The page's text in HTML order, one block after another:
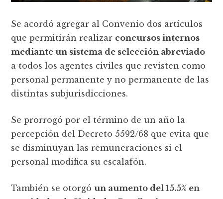
Se acordó agregar al Convenio dos artículos
que permitirán realizar concursos internos
mediante un sistema de selección abreviado
a todos los agentes civiles que revisten como
personal permanente y no permanente de las
distintas subjurisdicciones.
Se prorrogó por el término de un año la
percepción del Decreto 5592/68 que evita que
se disminuyan las remuneraciones si el
personal modifica su escalafón.
También se otorgóun aumento del 15.5% en